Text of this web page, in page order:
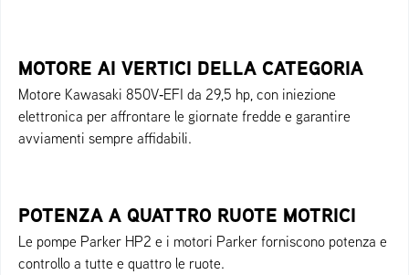
MOTORE AI VERTICI DELLA CATEGORIA
Motore Kawasaki 850V‑EFI da 29,5 hp, con iniezione
elettronica per affrontare le giornate fredde e garantire
avviamenti sempre affidabili.
POTENZA A QUATTRO RUOTE MOTRICI
Le pompe Parker HP2 e i motori Parker forniscono potenza e
controllo a tutte e quattro le ruote.